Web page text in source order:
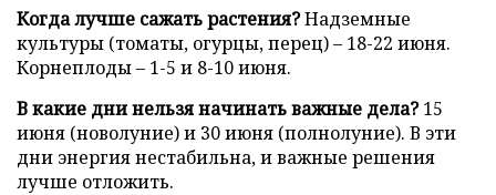
Когда лучше сажать растения?Надземные
культуры (томаты, огурцы, перец) – 18-22 июня.
Корнеплоды – 1-5 и 8-10 июня.
В какие дни нельзя начинать важные дела?15
июня (новолуние) и 30 июня (полнолуние). В эти
дни энергия нестабильна, и важные решения
лучше отложить.